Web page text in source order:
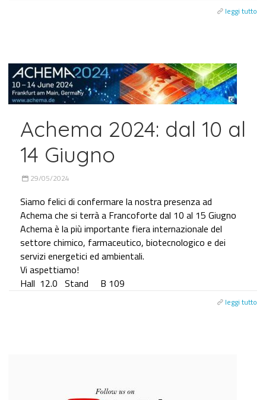
leggi tutto
Achema 2024: dal 10 al
14 Giugno
29/05/2024
Siamo felici di confermare la nostra presenza ad
Achema che si terrà a Francoforte dal 10 al 15 Giugno
Achema è la più importante fiera internazionale del
settore chimico, farmaceutico, biotecnologico e dei
servizi energetici ed ambientali.
Vi aspettiamo!
Hall 12.0 Stand B 109
leggi tutto